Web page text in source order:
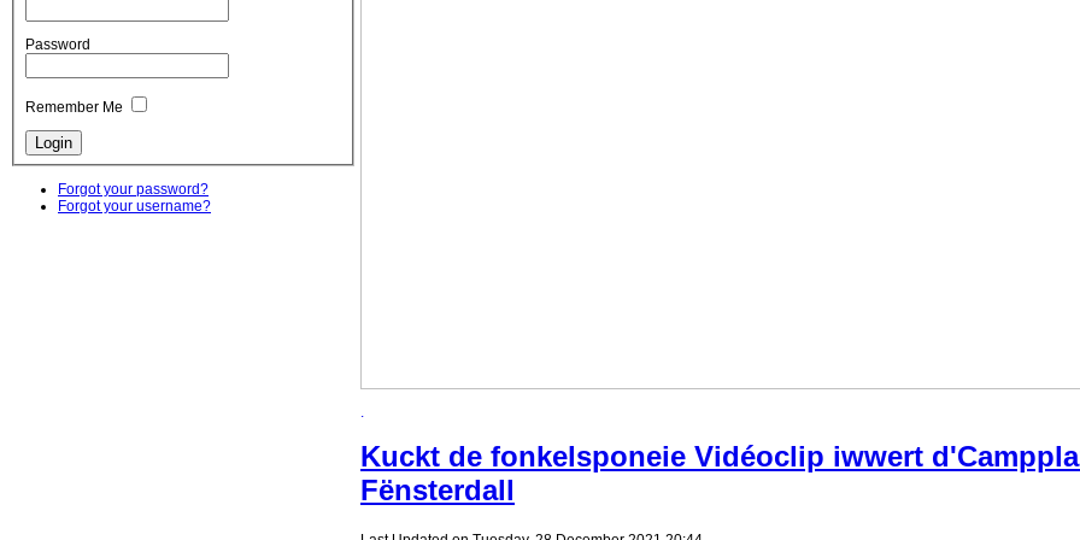
Password
Remember Me
Forgot your password?
Forgot your username?
.
Kuckt de fonkelsponeie Vidéoclip iwwert
Fënsterdall